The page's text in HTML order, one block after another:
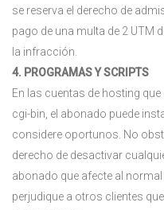
se reserva el derecho de
pago de una multa de 2 UTM
la infracción.
4. PROGRAMAS Y SCRIPTS
En las cuentas de hosting
cgi-bin, el abonado puede
considere oportunos. No
derecho de desactivar
abonado que afecte al
perjudique a otros clientes